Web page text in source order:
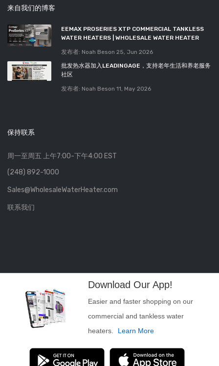
来自我们的博客
EEMAX PROSERIES XTP COMMERCIAL TANKLESS
WATER HEATERS | WHOLESALE WATER HEATER
发布者: Noah Beson 25, Jun 2026
批发热水器加入LEADINGAGE，支持老年生活和养老服务
社区
发布者: Noah Beson 11, May 2026
保持联系
周一至周五 上午7:00-下午4:00 EST
(248) 892-1000
Sales@WholesaleWaterHeater.com
联系我们
Download Our App!
Easier and faster shopping on our
commercial and tankless water
heaters.
Learn More